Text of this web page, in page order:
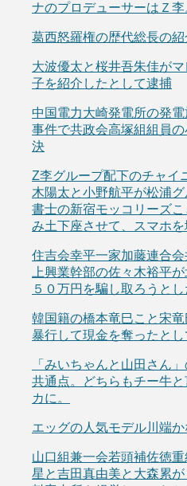
ナのプロデューサーはＺ李
葛西怒羅権の歴代総長の紹
大波優太と桜井吾朱佳が
子を紹介したとして逮捕
中国電力大崎発電所の発
事件で共政会高塚組組員
決
Z李グループ配下のチャイ
木陽太と小野航平が松浦
書士の新宿モッコリーズ
み土下座させて、スマホ
住吉会幸平一家加藤連合
上興業幹部の佐々木裕平
５０万円を騙し取ろうと
韓国籍の橋本竜巳こと宋
暴行して現金を奪ったとし
「みいちゃんと山田さん
共通点。どちらもチー牛
カに。
エッグの人気モデル川端
山口組兼一会若頭補佐徳
星と吉田真由美と大森累